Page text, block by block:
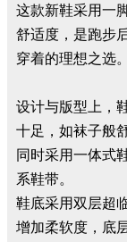
这款新鞋采用一
舒适度，是跑步
穿着的理想之选。
设计与版型上，
十足，如袜子般
同时采用一体式
系鞋带。
鞋底采用双层超
增加柔软度，底